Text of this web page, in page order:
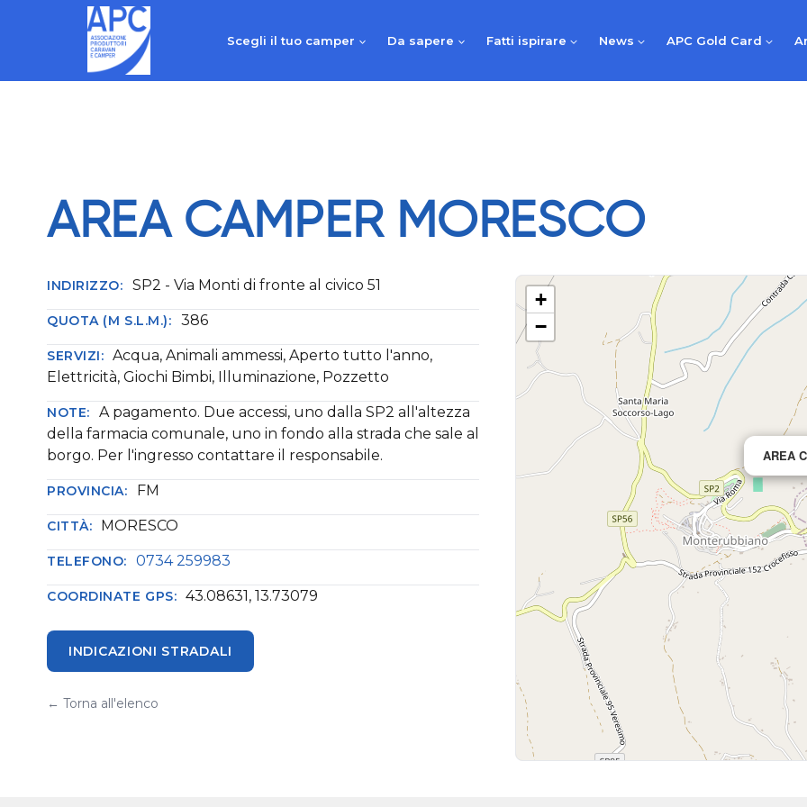
Scegli il tuo camper Da sapere Fatti ispirare News APC Gold Card
AREA CAMPER MORESCO
INDIRIZZO: SP2 - Via Monti di fronte al civico 51
QUOTA (M S.L.M.): 386
SERVIZI: Acqua, Animali ammessi, Aperto tutto l'anno,
Elettricità, Giochi Bimbi, Illuminazione, Pozzetto
NOTE:
A pagamento. Due accessi, uno dalla SP2 all'altezza
della farmacia comunale, uno in fondo alla strada che sale al
borgo. Per l'ingresso contattare il responsabile.
PROVINCIA: FM
CITTÀ: MORESCO
TELEFONO: 0734 259983
COORDINATE GPS: 43.08631, 13.73079
INDICAZIONI STRADALI
← Torna all'elenco
AREA
+
−